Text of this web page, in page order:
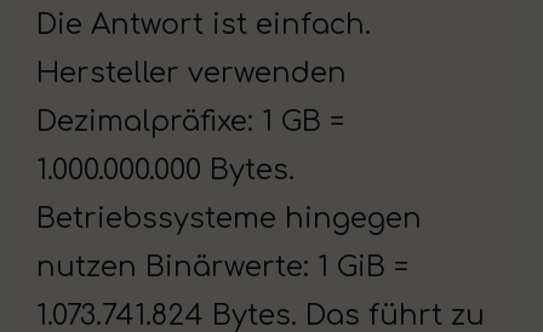
Die Antwort ist einfach.
Hersteller verwenden
Dezimalpräfixe: 1 GB =
1.000.000.000 Bytes.
Betriebssysteme hingegen
nutzen Binärwerte: 1 GiB =
1.073.741.824 Bytes. Das führt zu